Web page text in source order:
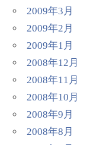
2009年3月
2009年2月
2009年1月
2008年12月
2008年11月
2008年10月
2008年9月
2008年8月